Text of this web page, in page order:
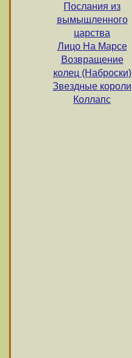
Послания из
вымышленного
царства
Лицо На Марсе
Возвращение
колец (Наброски)
Звездные короли
Коллапс